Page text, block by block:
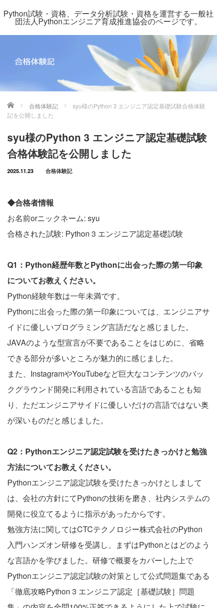
Python試験・資格、データ分析試験・資格を運営する一般社
団法人Pythonエンジニア育成推進協会のページです。
ホーム 合格体験記
syu様のPython 3 エンジニア認定基礎試験合格体験
記を公開しました
syu様のPython 3 エンジニア認定基礎試験
合格体験記を公開しました
2025.11.23 合格体験記
◆合格者情報
お名前orニックネーム: syu
合格された試験: Python 3 エンジニア認定基礎試験
Q1：Python経歴年数とPythonに出会った際の第一印象
についてお教えください。
Python経験年数は一年未満です。
Pythonに出会った際の第一印象については、エンジニアサ
イドに優しいプログラミング言語だなと感じました。
JAVAのような型宣言が不要であることをはじめに、省略
できる部分が多いところが魅力的に感じました。
また、InstagramやYouTubeなど巨大なコンテンツのバッ
クグラウンド開発に利用されている言語であることも知
り、ただエンジニアサイドに優しいだけの言語ではない奥
が深いものだと感じました。
Q2：Pythonエンジニア認定試験を受けたきっかけと勉強
方法についてお教えください。
Pythonエンジニア認定試験を受けたきっかけとしまして
は、会社の方針にてPythonの技術を磨き、社内システムの
開発に役立てるように指示があったからです。
勉強方法に関してはCTCテクノロジー株式会社のPython
入門ハンズオン研修を受講し、まずはPythonとはどのよう
な言語かを学びました。研修で概要をカバーした上で
Pythonエンジニア認定試験の対策として公式問題集である
「徹底攻略Python 3 エンジニア認定［基礎試験］問題